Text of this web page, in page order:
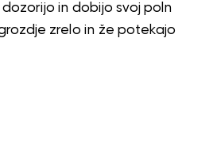
in dobijo svoj poln
zrelo in že potekajo